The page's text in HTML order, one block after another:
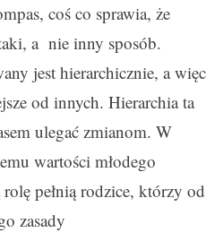
coś co sprawia, że
a nie inny sposób.
jest hierarchicznie, a więc
od innych. Hierarchia ta
ulegać zmianom. W
wartości młodego
pełnią rodzice, którzy od
zasady